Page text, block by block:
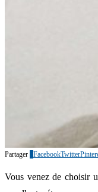
Partager FacebookTwitter
Vous venez de choisir